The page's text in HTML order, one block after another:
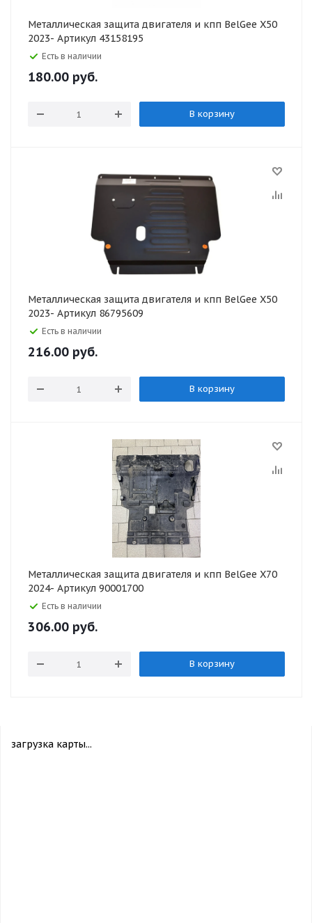
Металлическая защита двигателя и кпп BelGee X50
2023- Артикул 43158195
Есть в наличии
180.00 руб.
В корзину
Металлическая защита двигателя и кпп BelGee X50
2023- Артикул 86795609
Есть в наличии
216.00 руб.
В корзину
Металлическая защита двигателя и кпп BelGee X70
2024- Артикул 90001700
Есть в наличии
306.00 руб.
В корзину
загрузка карты...